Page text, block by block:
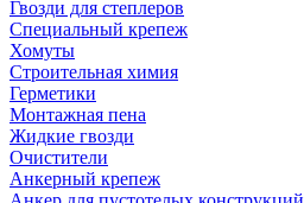
Гвозди для степлеров
Специальный крепеж
Хомуты
Строительная химия
Герметики
Монтажная пена
Жидкие гвозди
Очистители
Анкерный крепеж